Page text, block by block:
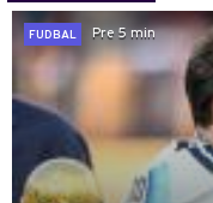
FUDBAL
Pre 5 min